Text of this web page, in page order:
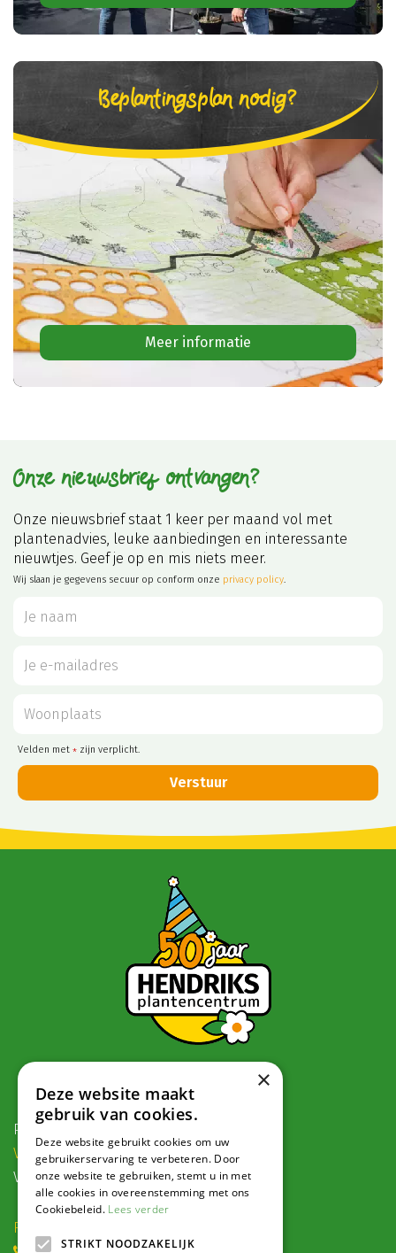
Beplantingsplan nodig?
Meer informatie
Onze nieuwsbrief ontvangen?
Onze nieuwsbrief staat 1 keer per maand vol met
plantenadvies, leuke aanbiedingen en interessante
nieuwtjes. Geef je op en mis niets meer.
Wij slaan je gegevens secuur op conform onze privacy policy.
Velden met * zijn verplicht.
Postadres:
Veldweg 1, 5995 PG Kessel
Voor navigatie:
Roode Eggeweg 6b, Kessel
×
Deze website maakt
gebruik van cookies.
Deze website gebruikt cookies om uw
gebruikerservaring te verbeteren. Door
onze website te gebruiken, stemt u in met
alle cookies in overeenstemming met ons
Cookiebeleid. Lees verder
STRIKT NOODZAKELIJK